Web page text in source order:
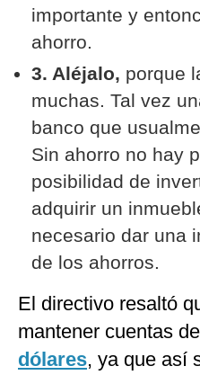
importante y
ahorro.
3. Aléjalo, porque
muchas. Tal vez
banco que
Sin ahorro no hay
posibilidad de
adquirir un
necesario dar una
de los ahorros.
El directivo resaltó
mantener cuentas
dólares, ya que así